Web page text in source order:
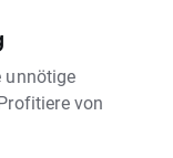
unnötige
von